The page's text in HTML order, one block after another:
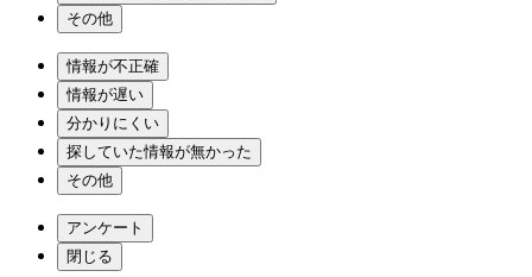
その他
情報が不正確
情報が遅い
分かりにくい
探していた情報が無かった
その他
アンケート
閉じる